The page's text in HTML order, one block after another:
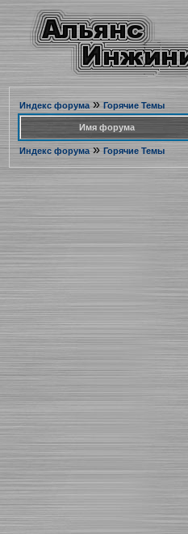
Индекс форума» Горячие Темы
Имя форума
Индекс форума» Горячие Темы